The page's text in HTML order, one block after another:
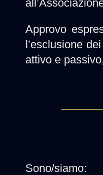
Approvo
l’esclusione
attivo e
Sono/siamo: